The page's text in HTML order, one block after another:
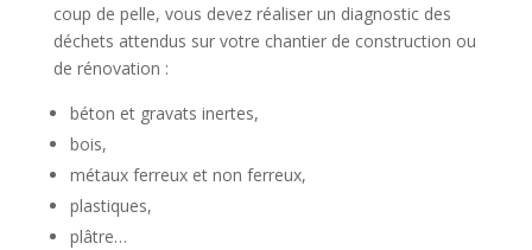
coup de pelle, vous devez réaliser un diagnostic des
déchets attendus sur votre chantier de construction ou
de rénovation :
béton et gravats inertes,
bois,
métaux ferreux et non ferreux,
plastiques,
plâtre…